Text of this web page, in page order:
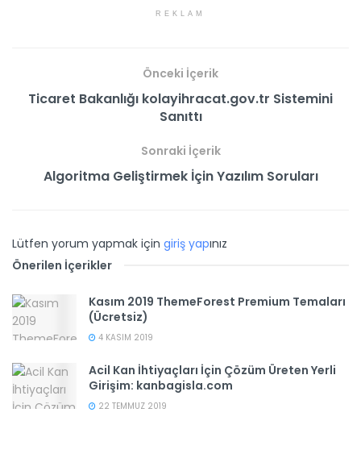
REKLAM
Önceki İçerik
Ticaret Bakanlığı kolayihracat.gov.tr Sistemini
Sanıttı
Sonraki İçerik
Algoritma Geliştirmek İçin Yazılım Soruları
Lütfen yorum yapmak için giriş yapınız
Önerilen İçerikler
Kasım 2019 ThemeForest Premium Temaları
(Ücretsiz)
4 KASIM 2019
Acil Kan İhtiyaçları İçin Çözüm Üreten Yerli
Girişim: kanbagisla.com
22 TEMMUZ 2019